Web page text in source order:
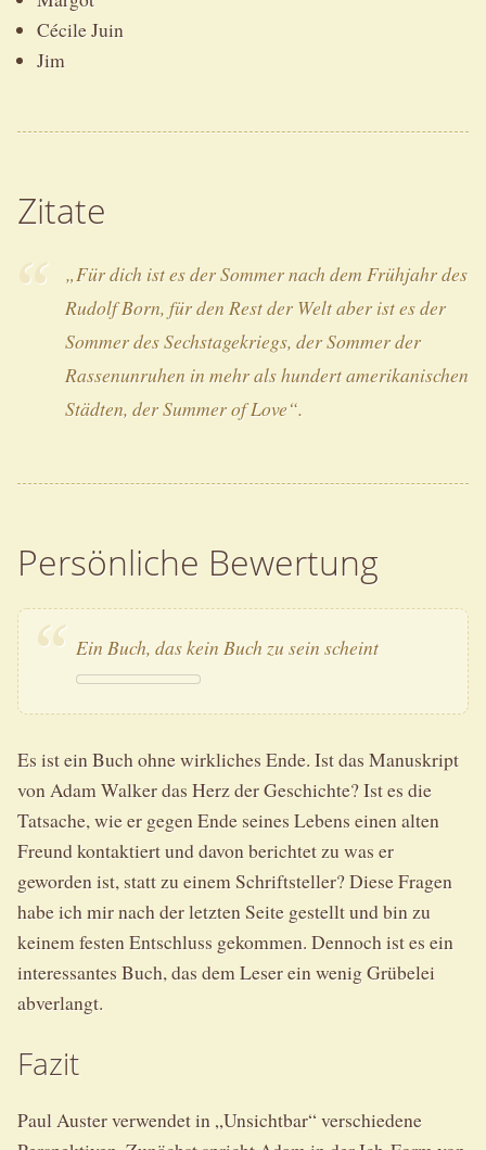
Cécile Juin
Jim
Zitate
„Für dich ist es der Sommer nach dem Frühjahr des
Rudolf Born, für den Rest der Welt aber ist es der
Sommer des Sechstagekriegs, der Sommer der
Rassenunruhen in mehr als hundert amerikanischen
Städten, der Summer of Love“.
Persönliche Bewertung
Ein Buch, das kein Buch zu sein scheint
Es ist ein Buch ohne wirkliches Ende. Ist das Manuskript
von Adam Walker das Herz der Geschichte? Ist es die
Tatsache, wie er gegen Ende seines Lebens einen alten
Freund kontaktiert und davon berichtet zu was er
geworden ist, statt zu einem Schriftsteller? Diese Fragen
habe ich mir nach der letzten Seite gestellt und bin zu
keinem festen Entschluss gekommen. Dennoch ist es ein
interessantes Buch, das dem Leser ein wenig Grübelei
abverlangt.
Fazit
Paul Auster verwendet in „Unsichtbar“ verschiedene